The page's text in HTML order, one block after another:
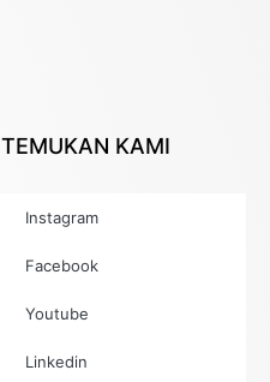
TEMUKAN KAMI
Instagram
Facebook
Youtube
Linkedin